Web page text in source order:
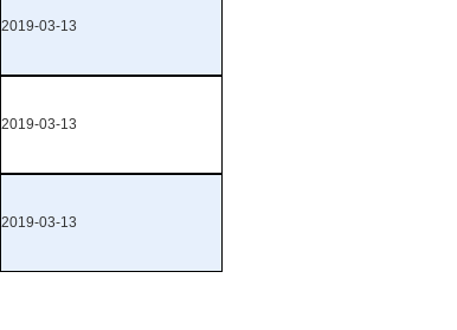
2019-03-13
2019-03-13
2019-03-13